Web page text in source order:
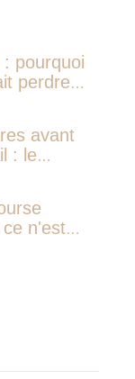
pourquoi
perdre
avant
: le
n'est
rien